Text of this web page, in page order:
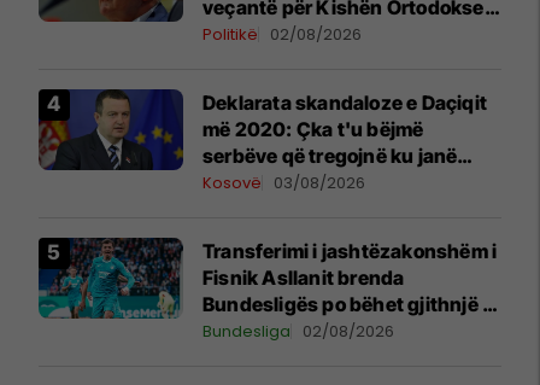
veçantë për Kishën Ortodokse
Serbe në Kosovë
Politikë 02/08/2026
​Deklarata skandaloze e Daçiqit
më 2020: Çka t'u bëjmë
serbëve që tregojnë ku janë
varrosur shqiptarët në Serbi
Kosovë 03/08/2026
Transferimi i jashtëzakonshëm i
Fisnik Asllanit brenda
Bundesligës po bëhet gjithnjë e
më konkret - detajet e fundit
Bundesliga 02/08/2026